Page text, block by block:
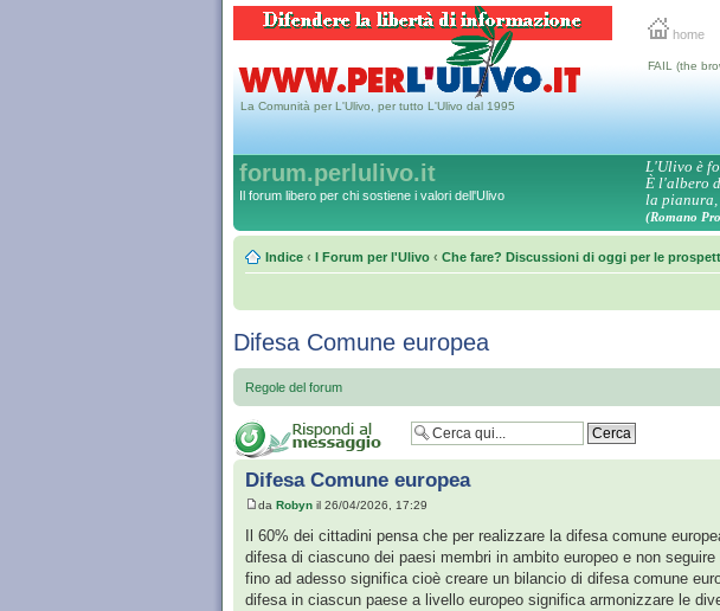
home
La Comunità per L'Ulivo, per tutto L'Ulivo dal 1995
FAIL (the
forum.perlulivo.it
Il forum libero per chi sostiene i valori dell'Ulivo
L'Ulivo è
È l'albero
la pianura,
(Romano
Indice ‹ I Forum per l'Ulivo ‹ Che fare? Discussioni di oggi per le
Difesa Comune europea
Regole del forum
Difesa Comune europea
da Robyn il 26/04/2026, 17:29
Il 60% dei cittadini pensa che per realizzare la difesa comune
difesa di ciascuno dei paesi membri in ambito europeo e non
fino ad adesso significa cioè creare un bilancio di difesa comune
difesa in ciascun paese a livello europeo significa armonizzare le